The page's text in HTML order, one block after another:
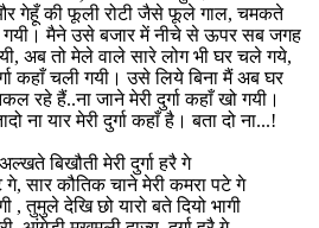
गेहूँ की फूली रोटी जैसे फूले गाल, चमकते
गयी। मैने उसे बजार में नीचे से ऊपर सब जगह
अब तो मेले वाले सारे लोग भी घर चले गये,
कहाँ चली गयी। उसे लिये बिना मैं अब घर
हैं..ना जाने मेरी दुर्गा कहाँ खो गयी।
ना यार मेरी दुर्गा कहाँ है। बता दो ना...!
बिखौती मेरी दुर्गा हरै गे
सार कौतिक चाने मेरी कमरा पटे गे
, तुमुले देखि छो यारो बते दियो भागी